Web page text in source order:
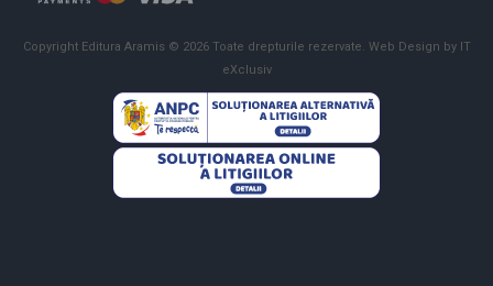
Copyright Editura Aramis © 2026 Toate drepturile rezervate. Web Design by IT
eXclusiv